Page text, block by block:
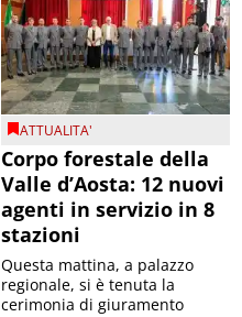
ATTUALITA'
Corpo forestale della
Valle d’Aosta: 12 nuovi
agenti in servizio in 8
stazioni
Questa mattina, a palazzo
regionale, si è tenuta la
cerimonia di giuramento